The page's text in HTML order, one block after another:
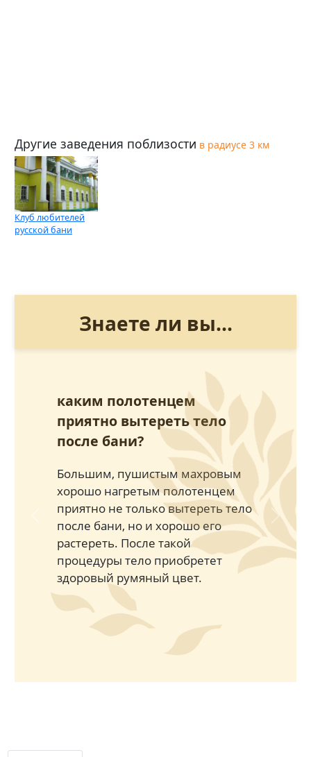
Другие заведения поблизости в радиусе 3 км
Клуб любителей
русской бани
Знаете ли вы...
каким полотенцем
приятно вытереть тело
после бани?
Большим, пушистым махровым
хорошо нагретым полотенцем
приятно не только вытереть тело
после бани, но и хорошо его
растереть. После такой
процедуры тело приобретет
здоровый румяный цвет.
Previous Next